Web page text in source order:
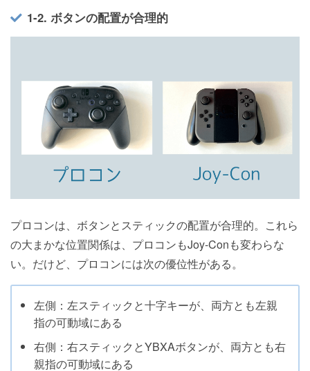
1-2. ボタンの配置が合理的
プロコンは、ボタンとスティックの配置が合理的。これら
の大まかな位置関係は、プロコンもJoy-Conも変わらな
い。だけど、プロコンには次の優位性がある。
左側：左スティックと十字キーが、両方とも左親
指の可動域にある
右側：右スティックとYBXAボタンが、両方とも右
親指の可動域にある